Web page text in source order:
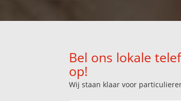
Bel ons lokale
op!
Wij staan klaar voor